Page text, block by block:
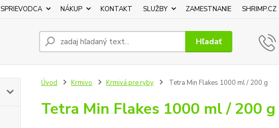
SPRIEVODCA NÁKUP KONTAKT SLUŽBY ZAMESTNANIE SHRIMP.CZ
Hľadať
Úvod Krmivo Krmivá pre ryby Tetra Min Flakes 1000 ml / 200 g
Tetra Min Flakes 1000 ml / 200 g